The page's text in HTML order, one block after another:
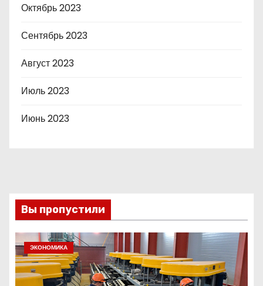
Октябрь 2023
Сентябрь 2023
Август 2023
Июль 2023
Июнь 2023
Вы пропустили
ЭКОНОМИКА